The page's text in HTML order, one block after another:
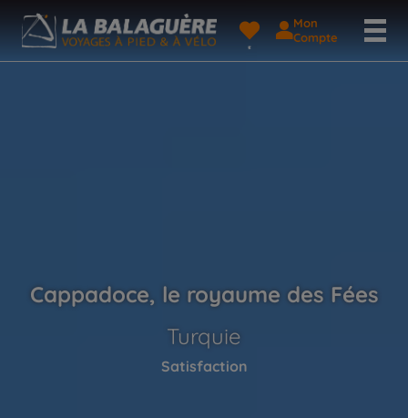
Mon
Compte
Cappadoce, le royaume des Fées
Turquie
Satisfaction